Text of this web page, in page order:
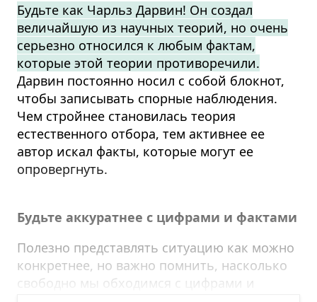
Будьте как Чарльз Дарвин! Он создал
величайшую из научных теорий, но очень
серьезно относился к любым фактам,
которые этой теории противоречили.
Дарвин постоянно носил с собой блокнот,
чтобы записывать спорные наблюдения.
Чем стройнее становилась теория
естественного отбора, тем активнее ее
автор искал факты, которые могут ее
опровергнуть.
Будьте аккуратнее с цифрами и фактами
Полезно представлять ситуацию как можно
конкретнее, но важно помнить, насколько
свободно мы обходимся с цифрами и